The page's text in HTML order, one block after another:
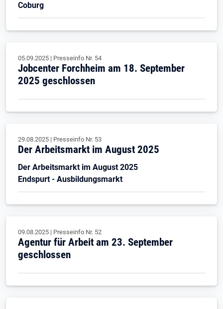
Coburg
05.09.2025 | Presseinfo Nr. 54
Jobcenter Forchheim am 18. September
2025 geschlossen
29.08.2025 | Presseinfo Nr. 53
Der Arbeitsmarkt im August 2025
Der Arbeitsmarkt im August 2025
Endspurt - Ausbildungsmarkt
09.08.2025 | Presseinfo Nr. 52
Agentur für Arbeit am 23. September
geschlossen